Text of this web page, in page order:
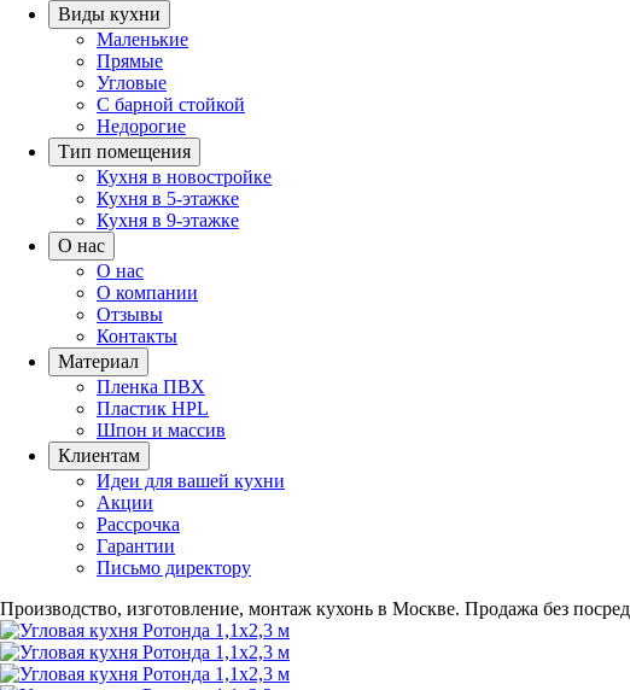
Виды кухни
Маленькие
Прямые
Угловые
С барной стойкой
Недорогие
Тип помещения
Кухня в новостройке
Кухня в 5-этажке
Кухня в 9-этажке
О нас
О нас
О компании
Отзывы
Контакты
Материал
Пленка ПВХ
Пластик HPL
Шпон и массив
Клиентам
Идеи для вашей кухни
Акции
Рассрочка
Гарантии
Письмо директору
Производство, изготовление, монтаж кухонь в Москве. Продажа без